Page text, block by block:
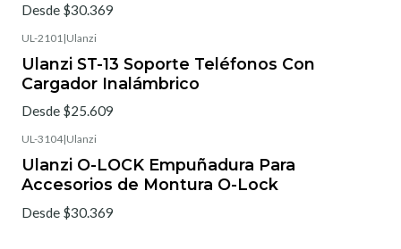
Desde $30.369
UL-2101 |Ulanzi
Ulanzi ST-13 Soporte Teléfonos Con
Cargador Inalámbrico
Desde $25.609
UL-3104|Ulanzi
Ulanzi O-LOCK Empuñadura Para
Accesorios de Montura O-Lock
Desde $30.369